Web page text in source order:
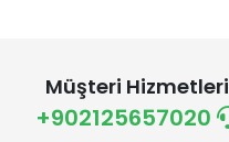
Müşteri Hizmetleri
+902125657020